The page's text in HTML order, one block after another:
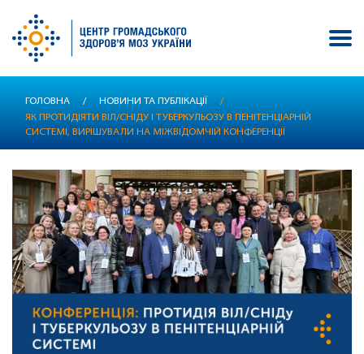
ГОЛОВНА / НОВИНИ ТА ПУБЛІКАЦІЇ
/
ЯК ПРОТИДІЯТИ ВІЛ/СНІДУ І ТУБЕРКУЛЬОЗУ В ПЕНІТЕНЦІАРНІЙ
СИСТЕМІ, ВИРІШУВАЛИ НА МІЖВІДОМЧІЙ КОНФЕРЕНЦІЇ